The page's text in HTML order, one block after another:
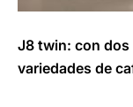
J8 twin: con dos
variedades de